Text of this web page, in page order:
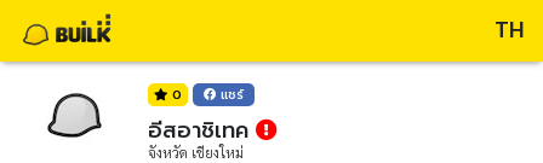
TH
0 แชร์
อีสอาชิเทค
จังหวัด เชียงใหม่